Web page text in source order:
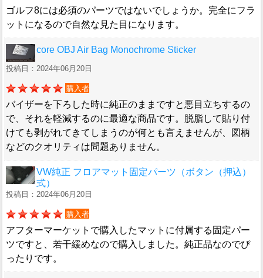
ゴルフ8には必須のパーツではないでしょうか。完全にフラ
ットになるので自然な見た目になります。
core OBJ Air Bag Monochrome Sticker
投稿日：2024年06月20日
購入者
バイザーを下ろした時に純正のままですと悪目立ちするの
で、それを軽減するのに最適な商品です。脱脂して貼り付
けても剥がれてきてしまうのが何とも言えませんが、図柄
などのクオリティは問題ありません。
VW純正 フロアマット固定パーツ（ボタン（押込）
式）
投稿日：2024年06月20日
購入者
アフターマーケットで購入したマットに付属する固定パー
ツですと、若干緩めなので購入しました。純正品なのでぴ
ったりです。